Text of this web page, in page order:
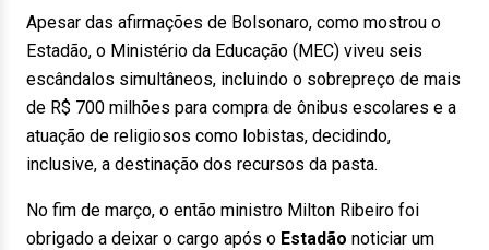
Apesar das afirmações de Bolsonaro, como mostrou o
Estadão, o Ministério da Educação (MEC) viveu seis
escândalos simultâneos, incluindo o sobrepreço de mais
de R$ 700 milhões para compra de ônibus escolares e a
atuação de religiosos como lobistas, decidindo,
inclusive, a destinação dos recursos da pasta.
No fim de março, o então ministro Milton Ribeiro foi
obrigado a deixar o cargo após o Estadão noticiar um